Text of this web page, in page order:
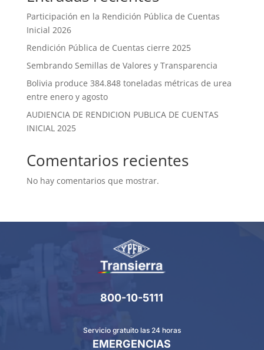
Participación en la Rendición Pública de Cuentas
Inicial 2026
Rendición Pública de Cuentas cierre 2025
Sembrando Semillas de Valores y Transparencia
Bolivia produce 384.848 toneladas métricas de urea
entre enero y agosto
AUDIENCIA DE RENDICION PUBLICA DE CUENTAS
INICIAL 2025
Comentarios recientes
No hay comentarios que mostrar.
800-10-5111
Servicio gratuito las 24 horas
EMERGENCIAS